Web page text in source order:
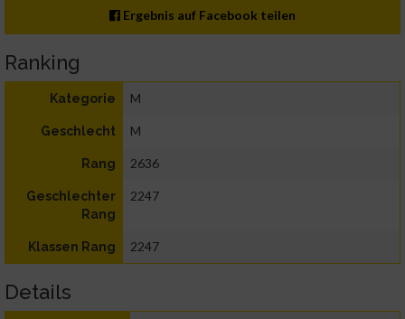
Ergebnis auf Facebook teilen
Ranking
Kategorie M
Geschlecht M
Rang 2636
Geschlechter
Rang
2247
Klassen Rang 2247
Details